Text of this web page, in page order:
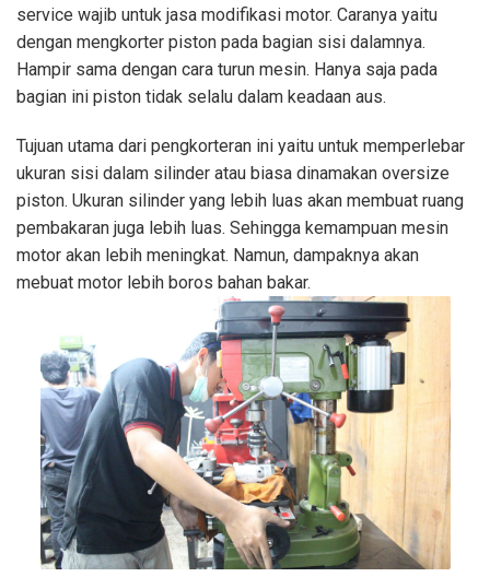
service wajib untuk jasa modifikasi motor. Caranya yaitu
dengan mengkorter piston pada bagian sisi dalamnya.
Hampir sama dengan cara turun mesin. Hanya saja pada
bagian ini piston tidak selalu dalam keadaan aus.
Tujuan utama dari pengkorteran ini yaitu untuk memperlebar
ukuran sisi dalam silinder atau biasa dinamakan oversize
piston. Ukuran silinder yang lebih luas akan membuat ruang
pembakaran juga lebih luas. Sehingga kemampuan mesin
motor akan lebih meningkat. Namun, dampaknya akan
mebuat motor lebih boros bahan bakar.